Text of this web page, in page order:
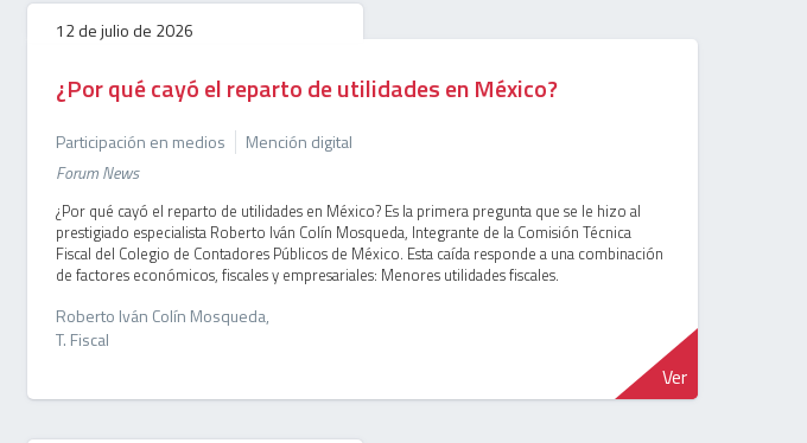
12 de julio de 2026
¿Por qué cayó el reparto de utilidades en México?
Participación en medios
Mención digital
Forum News
¿Por qué cayó el reparto de utilidades en México? Es la primera pregunta que se le hizo al
prestigiado especialista Roberto Iván Colín Mosqueda, Integrante de la Comisión Técnica
Fiscal del Colegio de Contadores Públicos de México. Esta caída responde a una combinación
de factores económicos, fiscales y empresariales: Menores utilidades fiscales.
Roberto Iván Colín Mosqueda,
T. Fiscal
Ver